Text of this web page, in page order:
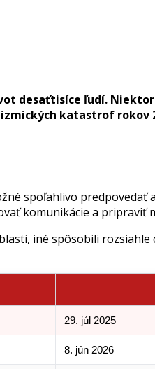
desaťtisíce ľudí.
katastrof rokov
spoľahlivo predpovedať
komunikácie a pripraviť
iné spôsobili rozsiahle
29. júl 2025
8. jún 2026